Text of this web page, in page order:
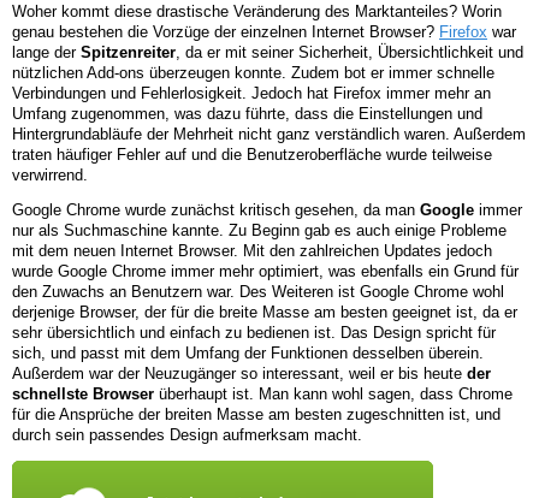
Woher kommt diese drastische Veränderung des Marktanteiles? Worin
genau bestehen die Vorzüge der einzelnen Internet Browser? Firefox war
lange der Spitzenreiter , da er mit seiner Sicherheit, Übersichtlichkeit und
nützlichen Add-ons überzeugen konnte. Zudem bot er immer schnelle
Verbindungen und Fehlerlosigkeit. Jedoch hat Firefox immer mehr an
Umfang zugenommen, was dazu führte, dass die Einstellungen und
Hintergrundabläufe der Mehrheit nicht ganz verständlich waren. Außerdem
traten häufiger Fehler auf und die Benutzeroberfläche wurde teilweise
verwirrend.
Google Chrome wurde zunächst kritisch gesehen, da man Google immer
nur als Suchmaschine kannte. Zu Beginn gab es auch einige Probleme
mit dem neuen Internet Browser. Mit den zahlreichen Updates jedoch
wurde Google Chrome immer mehr optimiert, was ebenfalls ein Grund für
den Zuwachs an Benutzern war. Des Weiteren ist Google Chrome wohl
derjenige Browser, der für die breite Masse am besten geeignet ist, da er
sehr übersichtlich und einfach zu bedienen ist. Das Design spricht für
sich, und passt mit dem Umfang der Funktionen desselben überein.
Außerdem war der Neuzugänger so interessant, weil er bis heute der
schnellste Browser überhaupt ist. Man kann wohl sagen, dass Chrome
für die Ansprüche der breiten Masse am besten zugeschnitten ist, und
durch sein passendes Design aufmerksam macht.